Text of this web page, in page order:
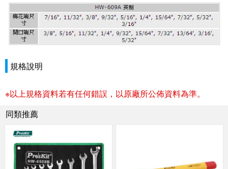
規格說明
※以上規格資料若有任何錯誤，以原廠所公佈資料為準。
同類推薦